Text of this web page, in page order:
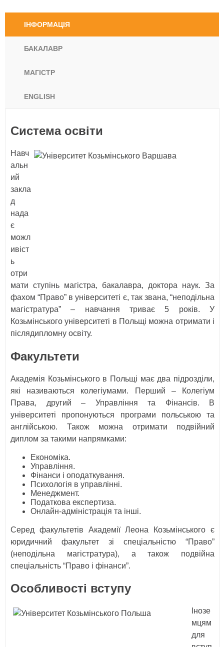
ІНФОРМАЦІЯ
БАКАЛАВР
МАГІСТР
ENGLISH
Система освіти
Навч
альн
ий
закла
д
нада
є
можл
ивіст
ь
отри
мати ступінь магістра, бакалавра, доктора наук. За
фахом “Право” в університеті є, так звана, “неподільна
магістратура” – навчання триває 5 років. У
Козьмінського університеті в Польщі можна отримати і
післядипломну освіту.
Факультети
Академія Козьмінського в Польщі має два підрозділи,
які називаються колегіумами. Перший – Колегіум
Права, другий – Управління та Фінансів. В
університеті пропонуються програми польською та
англійською. Також можна отримати подвійний
диплом за такими напрямками:
Економіка.
Управління.
Фінанси і оподаткування.
Психологія в управлінні.
Менеджмент.
Податкова експертиза.
Онлайн-адміністрація та інші.
Серед факультетів Академії Леона Козьмінського є
юридичний факультет зі спеціальністю “Право”
(неподільна магістратура), а також подвійна
спеціальність “Право і фінанси”.
Особливості вступу
Інозе
мцям
для